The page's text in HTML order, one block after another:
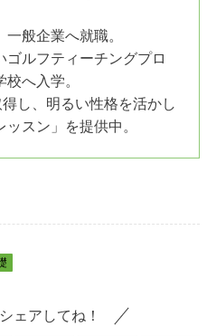
般企業へ就職。
ゴルフティーチングプロ
へ入学。
し、明るい性格を活かし
スン」を提供中。
ェアしてね！